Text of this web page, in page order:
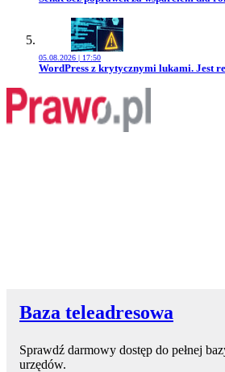
05.08.2026 | 17:50
Przejdź do artykułu:
WordPress z krytycznymi lukami. Jest
Baza teleadresowa
Sprawdź darmowy dostęp do pełnej
urzędów.